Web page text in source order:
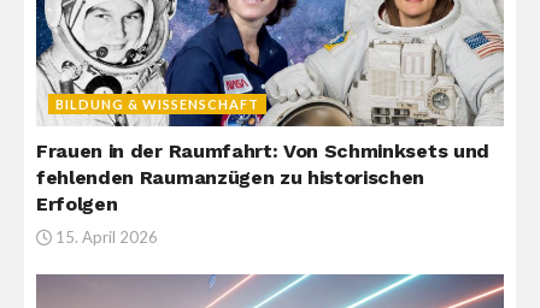
BILDUNG & WISSENSCHAFT
Frauen in der Raumfahrt: Von Schminksets und
fehlenden Raumanzügen zu historischen
Erfolgen
15. April 2026